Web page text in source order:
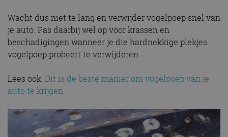
Wacht dus niet te lang en verwijder vogelpoep snel van
je auto. Pas daarbij wel op voor krassen en
beschadigingen wanneer je die hardnekkige plekjes
vogelpoep probeert te verwijderen.
Lees ook: Dit is de beste manier om vogelpoep van je
auto te krijgen